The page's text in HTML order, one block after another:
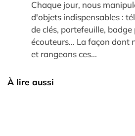
Chaque jour, nous
d'objets indispensables :
de clés, portefeuille, badge
écouteurs... La façon dont
et rangeons ces...
À lire aussi